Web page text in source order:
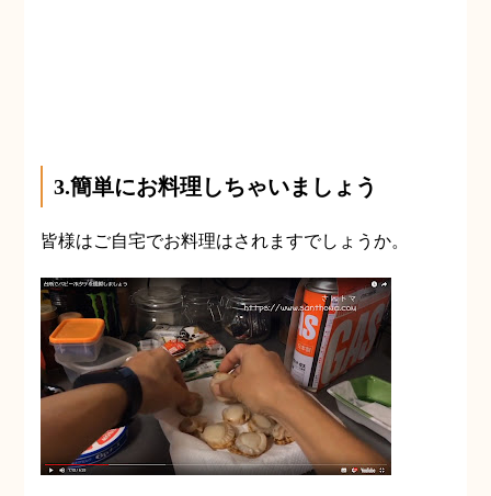
3.簡単にお料理しちゃいましょう
皆様はご自宅でお料理はされますでしょうか。